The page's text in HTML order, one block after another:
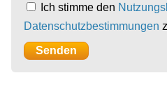
Ich stimme den
Datenschutzbestimmungen